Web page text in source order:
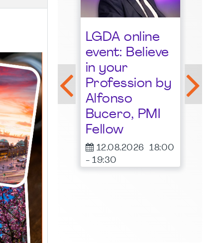
-
2026
LGDA online
event: Believe
in your
Profession by
Alfonso
Bucero, PMI
Fellow
12.08.2026
18:00
- 19:30
-